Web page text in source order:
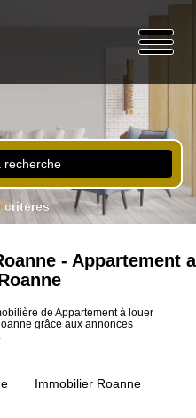
recherche
critères
- Appartement a
de Appartement à louer
grâce aux annonces
Immobilier Roanne